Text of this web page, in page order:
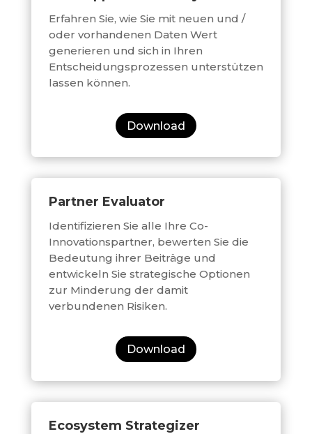
Erfahren Sie, wie Sie mit neuen und /
oder vorhandenen Daten Wert
generieren und sich in Ihren
Entscheidungsprozessen unterstützen
lassen können.
Download
Partner Evaluator
Identifizieren Sie alle Ihre Co-
Innovationspartner, bewerten Sie die
Bedeutung ihrer Beiträge und
entwickeln Sie strategische Optionen
zur Minderung der damit
verbundenen Risiken.
Download
Ecosystem Strategizer